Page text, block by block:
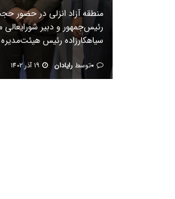
منطقه آزاد انزلی در حضور
رئیس‌جمهور و دبیر
سیاهکارزاده رئیس
توسط رایادان